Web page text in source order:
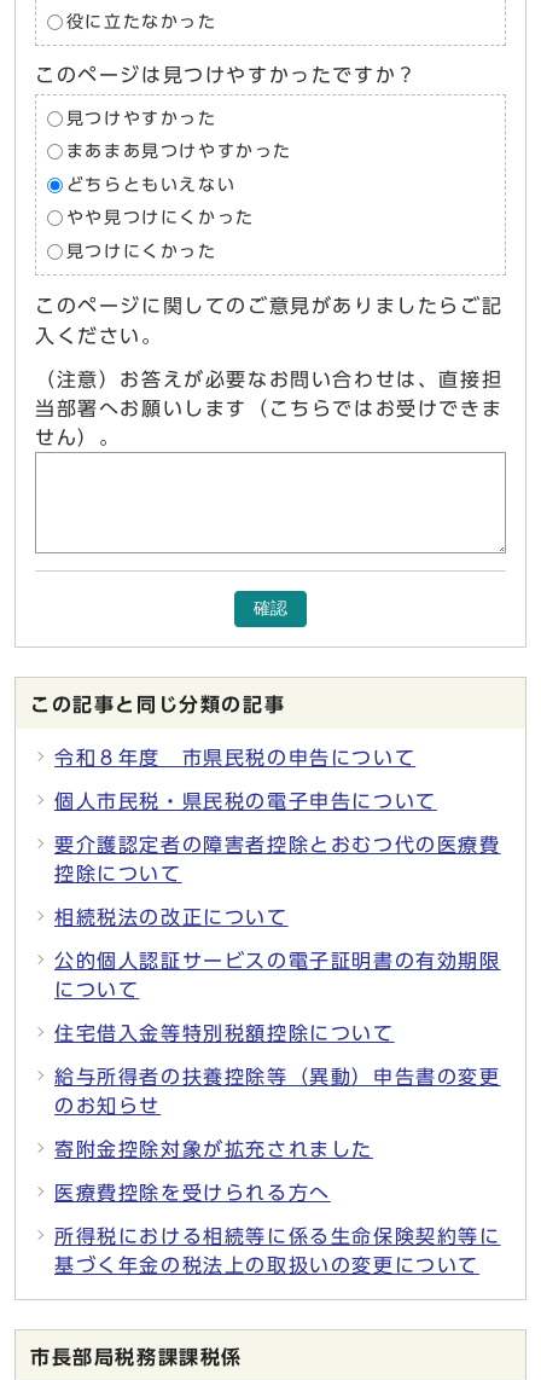
役に立たなかった
このページは見つけやすかったですか？
見つけやすかった
まあまあ見つけやすかった
どちらともいえない
やや見つけにくかった
見つけにくかった
このページに関してのご意見がありましたらご記
入ください。
（注意）お答えが必要なお問い合わせは、直接担
当部署へお願いします（こちらではお受けできま
せん）。
確認
この記事と同じ分類の記事
令和８年度 市県民税の申告について
個人市民税・県民税の電子申告について
要介護認定者の障害者控除とおむつ代の医療費
控除について
相続税法の改正について
公的個人認証サービスの電子証明書の有効期限
について
住宅借入金等特別税額控除について
給与所得者の扶養控除等（異動）申告書の変更
のお知らせ
寄附金控除対象が拡充されました
医療費控除を受けられる方へ
所得税における相続等に係る生命保険契約等に
基づく年金の税法上の取扱いの変更について
市長部局税務課課税係